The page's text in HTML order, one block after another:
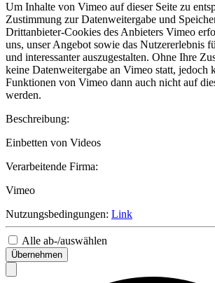
Um Inhalte von Vimeo auf dieser Seite zu
Zustimmung zur Datenweitergabe und
Drittanbieter-Cookies des Anbieters Vimeo
uns, unser Angebot sowie das Nutzererlebnis
und interessanter auszugestalten. Ohne Ihre
keine Datenweitergabe an Vimeo statt, jedoch
Funktionen von Vimeo dann auch nicht auf
werden.
Beschreibung:
Einbetten von Videos
Verarbeitende Firma:
Vimeo
Nutzungsbedingungen: Link
Alle ab-/auswählen
Übernehmen